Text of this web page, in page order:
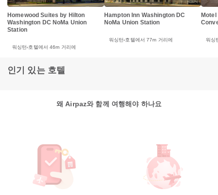
Homewood Suites by Hilton
Washington DC NoMa Union
Station
워싱턴 호텔에서 46m 거리에
Hampton Inn Washington DC
NoMa Union Station
워싱턴 호텔에서 77m 거리에 워싱
인기 있는 호텔
왜 Airpaz와 함께 여행해야 하나요